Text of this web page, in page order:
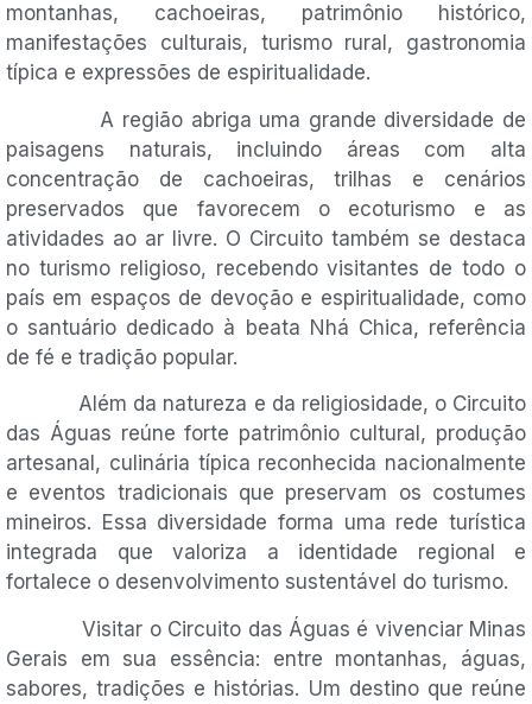
montanhas, cachoeiras, patrimônio histórico,
manifestações culturais, turismo rural, gastronomia
típica e expressões de espiritualidade.
A região abriga uma grande diversidade de
paisagens naturais, incluindo áreas com alta
concentração de cachoeiras, trilhas e cenários
preservados que favorecem o ecoturismo e as
atividades ao ar livre. O Circuito também se destaca
no turismo religioso, recebendo visitantes de todo o
país em espaços de devoção e espiritualidade, como
o santuário dedicado à beata Nhá Chica, referência
de fé e tradição popular.
Além da natureza e da religiosidade, o Circuito
das Águas reúne forte patrimônio cultural, produção
artesanal, culinária típica reconhecida nacionalmente
e eventos tradicionais que preservam os costumes
mineiros. Essa diversidade forma uma rede turística
integrada que valoriza a identidade regional e
fortalece o desenvolvimento sustentável do turismo.
Visitar o Circuito das Águas é vivenciar Minas
Gerais em sua essência: entre montanhas, águas,
sabores, tradições e histórias. Um destino que reúne